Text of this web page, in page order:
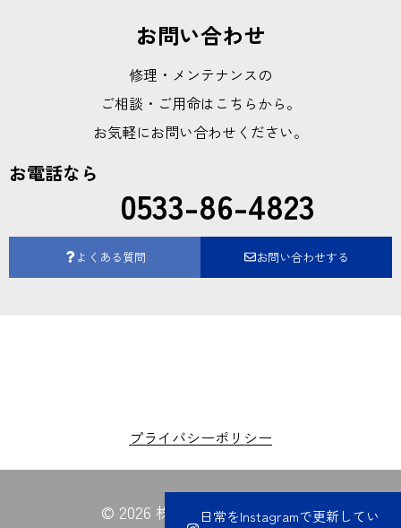
日常をInstagramで更新してい
お問い合わせ
修理・メンテナンスの
ご相談・ご用命はこちらから。
お気軽にお問い合わせください。
お電話なら
0533-86-4823
よくある質問 お問い合わせする
プライバシーポリシー
© 2026 株式会社夏目電業所